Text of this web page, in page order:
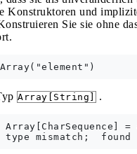
Konstruktoren und
Sie sie ohne
Array[String] .
=